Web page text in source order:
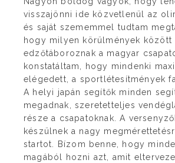
visszajönni ide közvetlenül az
és saját szememmel tudtam
hogy milyen körülmények között
edzőtáboroznak a magyar
konstatáltam, hogy mindenki
elégedett, a sportlétesítmények
A helyi japán segítők minden
megadnak, szeretetteljes
része a csapatoknak. A
készülnek a nagy
startot. Bízom benne, hogy
magából hozni azt, amit